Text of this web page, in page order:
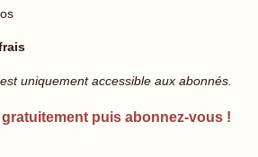
uniquement accessible aux abonnés.
puis abonnez-vous !